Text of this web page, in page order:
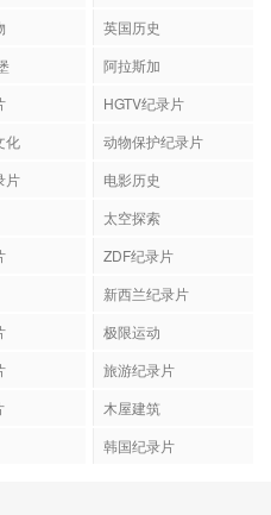
英国历史
阿拉斯加
HGTV纪录片
化
动物保护纪录片
片
电影历史
太空探索
ZDF纪录片
新西兰纪录片
极限运动
旅游纪录片
木屋建筑
韩国纪录片